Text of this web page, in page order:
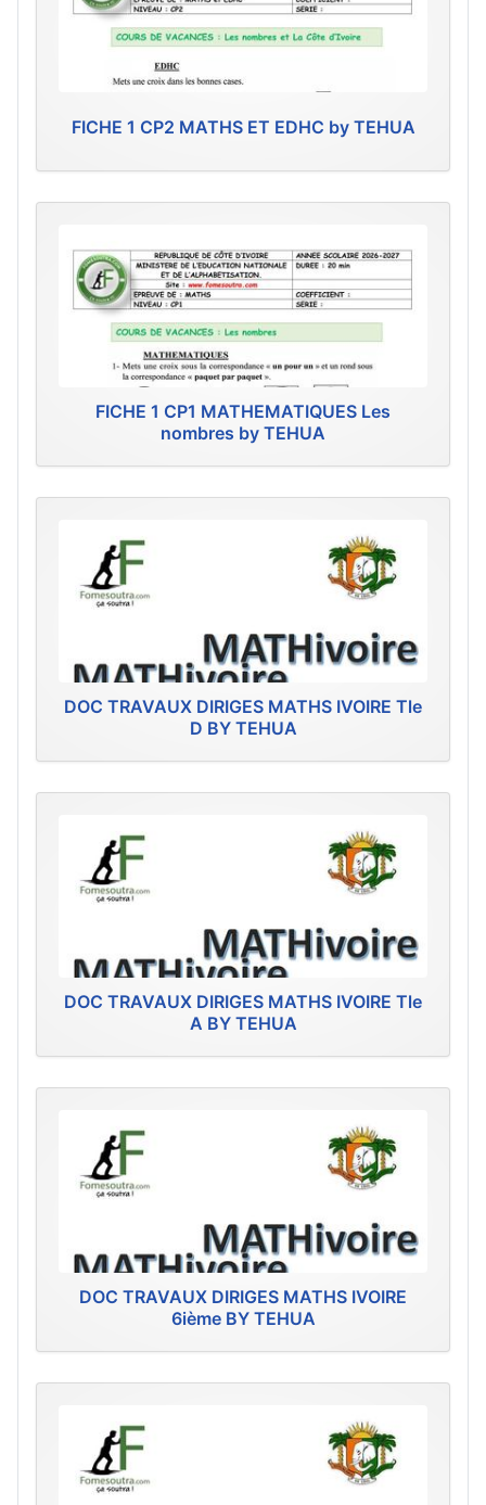
FICHE 1 CP2 MATHS ET EDHC by TEHUA
FICHE 1 CP1 MATHEMATIQUES Les
nombres by TEHUA
DOC TRAVAUX DIRIGES MATHS IVOIRE Tle
D BY TEHUA
DOC TRAVAUX DIRIGES MATHS IVOIRE Tle
A BY TEHUA
DOC TRAVAUX DIRIGES MATHS IVOIRE
6ième BY TEHUA